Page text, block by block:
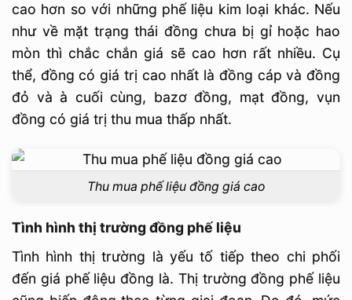
cao hơn so với những phế liệu kim loại khác. Nếu
như về mặt trạng thái đồng chưa bị gỉ hoặc hao
mòn thì chắc chắn giá sẽ cao hơn rất nhiều. Cụ
thể, đồng có giá trị cao nhất là đồng cáp và đồng
đỏ và à cuối cùng, bazơ đồng, mạt đồng, vụn
đồng có giá trị thu mua thấp nhất.
Thu mua phế liệu đồng giá cao
Tình hình thị trường đồng phế liệu
Tình hình thị trường là yếu tố tiếp theo chi phối
đến giá phế liệu đồng là. Thị trường đồng phế liệu